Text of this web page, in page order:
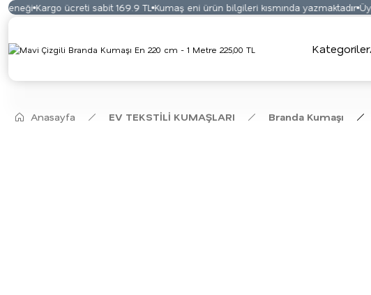
Kargo ücreti sabit 169.9 TL Kumaş eni ürün bilgileri kısmında yazmaktadır
Kategoriler
Anasayfa EV TEKSTİLİ KUMAŞLARI Branda Kumaşı